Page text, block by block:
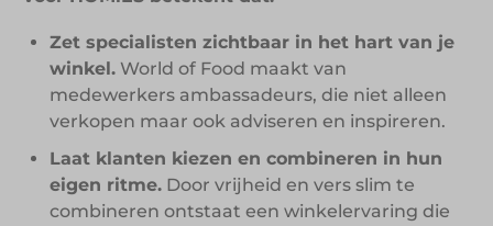
Zet specialisten zichtbaar in het hart van je
winkel. World of Food maakt van
medewerkers ambassadeurs, die niet alleen
verkopen maar ook adviseren en inspireren.
Laat klanten kiezen en combineren in hun
eigen ritme. Door vrijheid en vers slim te
combineren ontstaat een winkelervaring die